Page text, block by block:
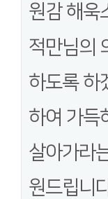
원감 해욱
적만님의
하도록 하
하여 가득
살아가라
원드립니